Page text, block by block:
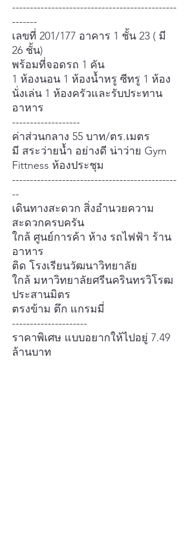
----------------------------------------------
-------
เลขที่ 201/177 อาคาร 1 ชั้น 23 ( มี
26 ชั้น)
พร้อมที่จอดรถ 1 คัน
1 ห้องนอน 1 ห้องน้ำหรู ซีทรู 1 ห้อง
นั่งเล่น 1 ห้องครัวและรับประทาน
อาหาร
-------------------
ค่าส่วนกลาง 55 บาท/ตร.เมตร
มี สระว่ายน้ำ อย่างดี น่าว่าย Gym
Fittness ห้องประชุม
----------------------------------------------
--
เดินทางสะดวก สิ่งอำนวยความ
สะดวกครบครัน
ใกล้ ศูนย์การค้า ห้าง รถไฟฟ้า ร้าน
อาหาร
ติด โรงเรียนวัฒนาวิทยาลัย
ใกล้ มหาวิทยาลัยศรีนครินทรวิโรฒ
ประสานมิตร
ตรงข้าม ตึก แกรมมี่
---------------------
ราคาพิเศษ แบบอยากให้ไปอยู่ 7.49
ล้านบาท